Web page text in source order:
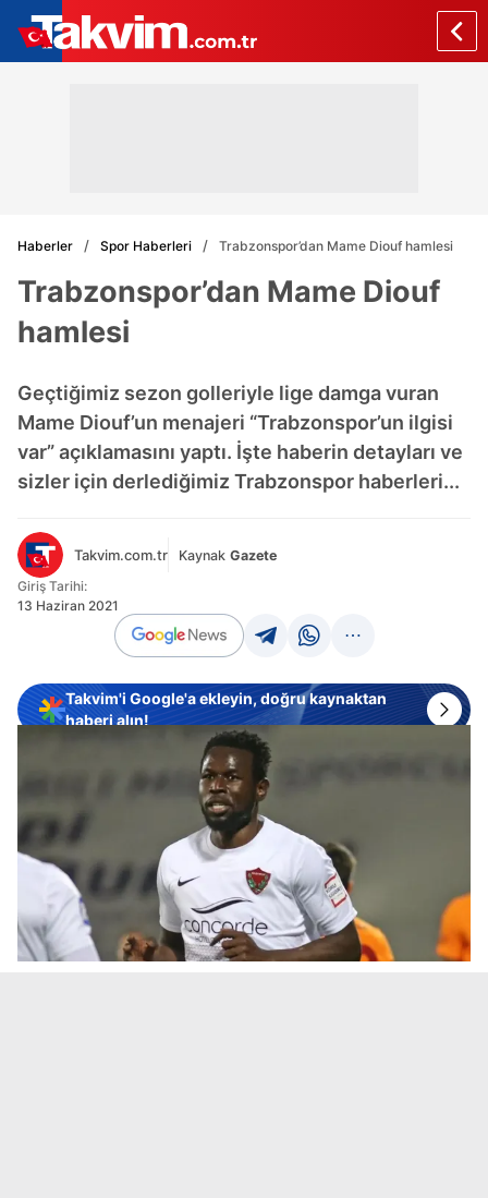
Haberler Spor Haberleri Trabzonspor’dan Mame Diouf hamlesi
Trabzonspor’dan Mame Diouf
hamlesi
Geçtiğimiz sezon golleriyle lige damga vuran
Mame Diouf’un menajeri “Trabzonspor’un ilgisi
var” açıklamasını yaptı. İşte haberin detayları ve
sizler için derlediğimiz Trabzonspor haberleri...
Takvim.com.tr Kaynak Gazete
Giriş Tarihi:
13 Haziran 2021
Takvim'i Google'a ekleyin, doğru kaynaktan
haberi alın!